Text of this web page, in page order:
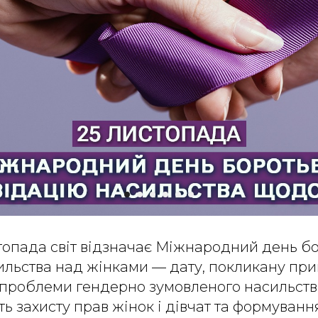
світ відзначає Міжнародний день
над жінками — дату, покликану
гендерно зумовленого
захисту прав жінок і дівчат та